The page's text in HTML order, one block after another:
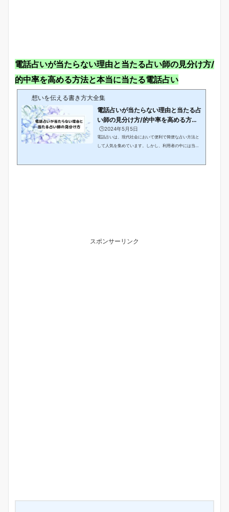
電話占いが当たらない理由と当たる占い師の見分け方/
的中率を高める方法と本当に当たる電話占い
想いを伝える書き方大全集
電話占いが当たらない理由と当たる占
い師の見分け方/的中率を高める方法
と本当に当...
🕒️2024年5月5日
電話占いは、現代社会において便利で簡便な占い方法と
して人気を集めています。しかし、利用者の中には当た
スポンサーリンク